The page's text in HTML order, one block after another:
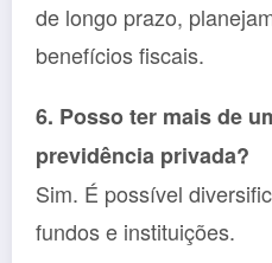
de longo prazo,
benefícios fiscais.
6. Posso ter mais de
previdência privada?
Sim. É possível
fundos e instituições.